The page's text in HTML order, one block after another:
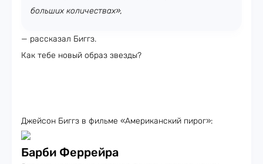
больших количествах»,
— рассказал Биггз.
Как тебе новый образ звезды?
Джейсон Биггз в фильме «Американский пирог»:
Барби Феррейра